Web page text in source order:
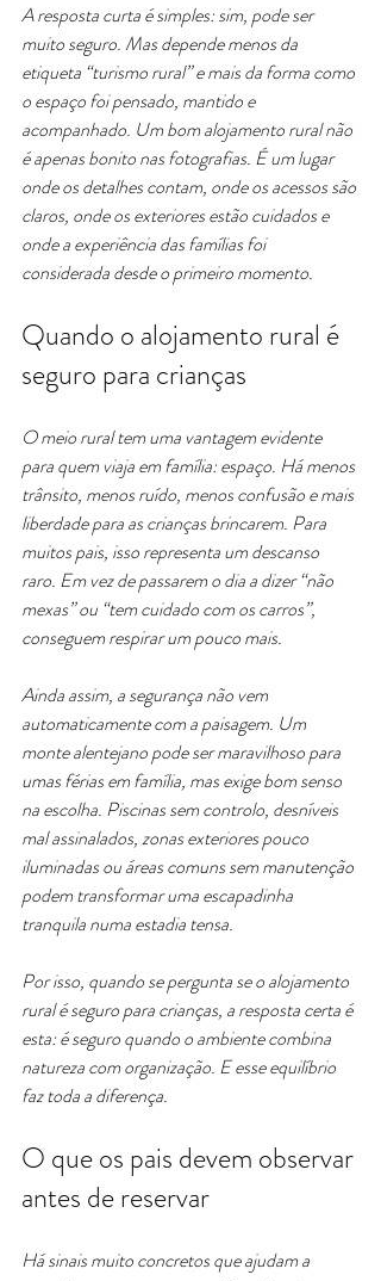
A resposta curta é simples: sim, pode ser
muito seguro. Mas depende menos da
etiqueta “turismo rural” e mais da forma como
o espaço foi pensado, mantido e
acompanhado. Um bom alojamento rural não
é apenas bonito nas fotografias. É um lugar
onde os detalhes contam, onde os acessos são
claros, onde os exteriores estão cuidados e
onde a experiência das famílias foi
considerada desde o primeiro momento.
Quando o alojamento rural é
seguro para crianças
O meio rural tem uma vantagem evidente
para quem viaja em família: espaço. Há menos
trânsito, menos ruído, menos confusão e mais
liberdade para as crianças brincarem. Para
muitos pais, isso representa um descanso
raro. Em vez de passarem o dia a dizer “não
mexas” ou “tem cuidado com os carros”,
conseguem respirar um pouco mais.
Ainda assim, a segurança não vem
automaticamente com a paisagem. Um
monte alentejano pode ser maravilhoso para
umas férias em família, mas exige bom senso
na escolha. Piscinas sem controlo, desníveis
mal assinalados, zonas exteriores pouco
iluminadas ou áreas comuns sem manutenção
podem transformar uma escapadinha
tranquila numa estadia tensa.
Por isso, quando se pergunta se o alojamento
rural é seguro para crianças, a resposta certa é
esta: é seguro quando o ambiente combina
natureza com organização. E esse equilíbrio
faz toda a diferença.
O que os pais devem observar
antes de reservar
Há sinais muito concretos que ajudam a